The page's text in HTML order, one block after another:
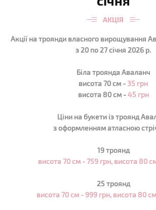
АКЦІЯ
Акції на троянди власного вирощування
з 20 по 27 січня 2026 р.
Біла троянда Аваланч
висота 70 см - 35 грн
висота 80 см -45 грн
Ціни на букети із троянд
з оформленням атласною
19 троянд
висота 70 см - 759 грн, висота 80
25 троянд
висота 70 см - 999 грн, висота 80